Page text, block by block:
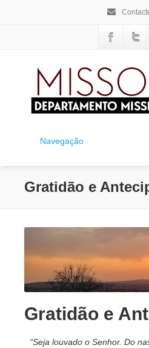
Navegação
Gratidão e
Gratidão e
“Seja louvado o Senhor. Do